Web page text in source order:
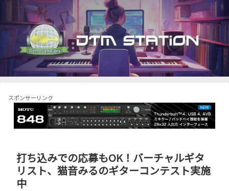
スポンサーリンク
打ち込みでの応募もOK！バーチャルギタ
リスト、猫音みるのギターコンテスト実施
中